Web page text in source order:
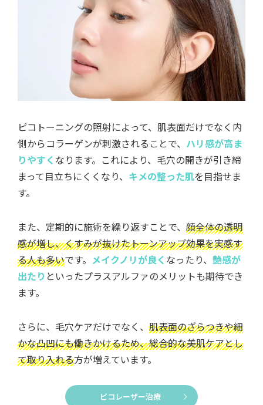
ピコトーニングの照射によって、肌表面だけでなく内
側からコラーゲンが刺激されることで、 ハリ感が高ま
りやすく なります。これにより、毛穴の開きが引き締
まって目立ちにくくなり、 キメの整った肌を目指せま
す。
また、定期的に施術を繰り返すことで、 顔全体の透明
感が増し、くすみが抜けたトーンアップ効果を実感す
る人も多いです。 メイクノリが良く なったり、 艶感が
出たり といったプラスアルファのメリットも期待でき
ます。
さらに、毛穴ケアだけでなく、 肌表面のざらつきや細
かな凸凹にも働きかけるため、総合的な美肌ケアとし
て取り入れる方が増えています。
ピコレーザー治療